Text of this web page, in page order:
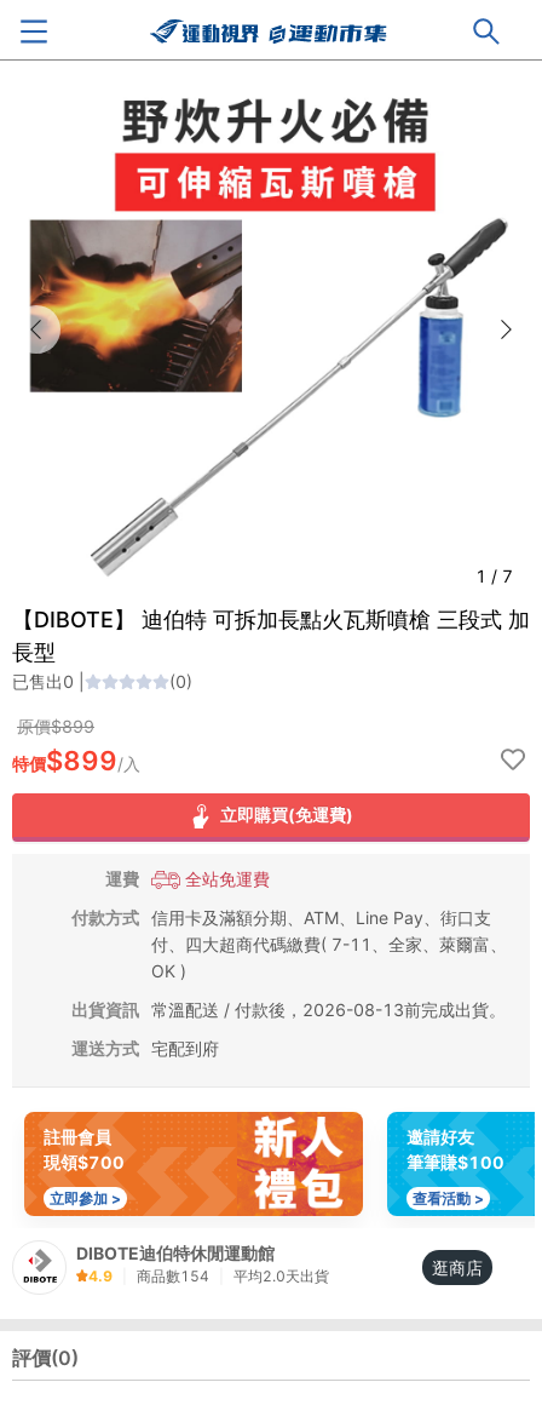
1 / 7
【DIBOTE】 迪伯特 可拆加長點火瓦斯噴槍 三段式 加
長型
已售出0 (0)
原價$899
特價$899/入
立即購買(免運費)
運費
全站免運費
付款方式 信用卡及滿額分期、ATM、Line Pay、街口支
付、四大超商代碼繳費( 7-11、全家、萊爾富、
OK )
出貨資訊 常溫配送 / 付款後，2026-08-13前完成出貨。
運送方式 宅配到府
註冊會員
現領$700
立即參加 >
邀請好友
筆筆賺$100
查看活動 >
DIBOTE迪伯特休閒運動館
4.9 商品數154 平均2.0天出貨 逛商店
評價(0)